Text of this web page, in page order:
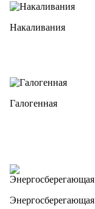
Накаливания
Галогенная
Энергосберегающая